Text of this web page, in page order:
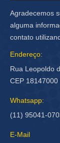
Agradecemos
alguma
contato
Endereço:
Rua Leopoldo
CEP 18147000
Whatsapp:
(11) 95041-
E-Mail